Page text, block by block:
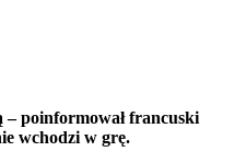
– poinformował francuski
wchodzi w grę.